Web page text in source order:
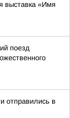
выставка «Имя
поезд
отправились в